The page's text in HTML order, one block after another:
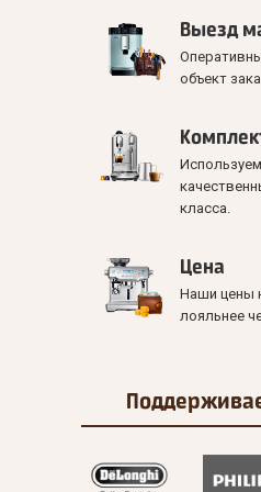
Выезд
объект
класса.
Цена
Наши цены
лояльнее